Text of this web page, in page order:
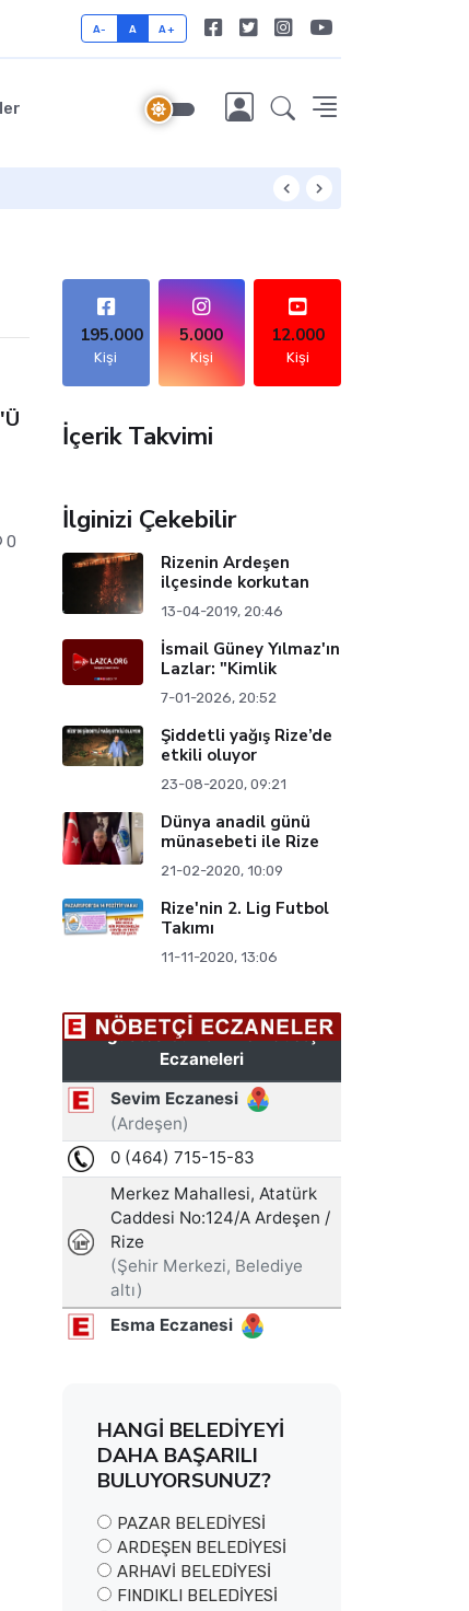
A- A A+
0
195.000
Kişi
5.000
Kişi
12.000
Kişi
İçerik Takvimi
İlginizi Çekebilir
Rizenin Ardeşen
ilçesinde korkutan
13-04-2019, 20:46
İsmail Güney Yılmaz'ın
Lazlar: "Kimlik
7-01-2026, 20:52
Şiddetli yağış Rize’de
etkili oluyor
23-08-2020, 09:21
Dünya anadil günü
münasebeti ile Rize
21-02-2020, 10:09
Rize'nin 2. Lig Futbol
Takımı
11-11-2020, 13:06
HANGİ BELEDİYEYİ
DAHA BAŞARILI
BULUYORSUNUZ?
PAZAR BELEDİYESİ
ARDEŞEN BELEDİYESİ
ARHAVİ BELEDİYESİ
FINDIKLI BELEDİYESİ